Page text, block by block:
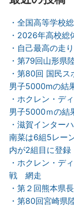
・全国高等学校
・2026年高校総
・自己最高の走
・第79回山形
・第80回 国民
男子5000mの結
・ホクレン・デ
男子5000ｍの結
・滋賀インター
南菜は6組5レー
内が2組目に登録
・ホクレン・デ
戦 網走
・第２回熊本県
・第80回宮崎